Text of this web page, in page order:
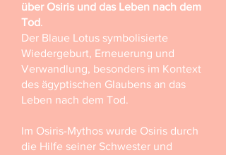
über Osiris und das Leben nach dem
Tod.
Der Blaue Lotus symbolisierte
Wiedergeburt, Erneuerung und
Verwandlung, besonders im Kontext
des ägyptischen Glaubens an das
Leben nach dem Tod.
Im Osiris-Mythos wurde Osiris durch
die Hilfe seiner Schwester und